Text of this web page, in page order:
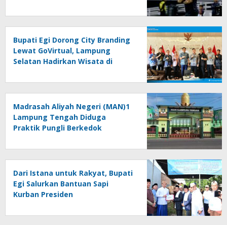
Bupati Egi Dorong City Branding
Lewat GoVirtual, Lampung
Selatan Hadirkan Wisata di
Madrasah Aliyah Negeri (MAN)1
Lampung Tengah Diduga
Praktik Pungli Berkedok
Faktanya …!!!
Dari Istana untuk Rakyat, Bupati
Egi Salurkan Bantuan Sapi
Kurban Presiden